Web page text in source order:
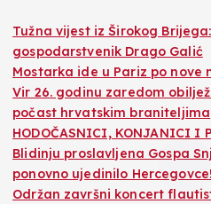
Tužna vijest iz Širokog
gospodarstvenik Drago Galić
Mostarka ide u Pariz po nove
Vir 26. godinu zaredom
počast hrvatskim braniteljima
HODOČASNICI, KONJANICI I
Blidinju proslavljena Gospa
ponovno ujedinilo Hercegovce!
Održan završni koncert